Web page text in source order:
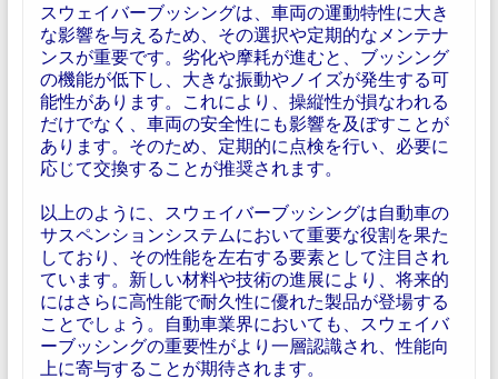
スウェイバーブッシングは、車両の運動特性に大き
な影響を与えるため、その選択や定期的なメンテナ
ンスが重要です。劣化や摩耗が進むと、ブッシング
の機能が低下し、大きな振動やノイズが発生する可
能性があります。これにより、操縦性が損なわれる
だけでなく、車両の安全性にも影響を及ぼすことが
あります。そのため、定期的に点検を行い、必要に
応じて交換することが推奨されます。
以上のように、スウェイバーブッシングは自動車の
サスペンションシステムにおいて重要な役割を果た
しており、その性能を左右する要素として注目され
ています。新しい材料や技術の進展により、将来的
にはさらに高性能で耐久性に優れた製品が登場する
ことでしょう。自動車業界においても、スウェイバ
ーブッシングの重要性がより一層認識され、性能向
上に寄与することが期待されます。